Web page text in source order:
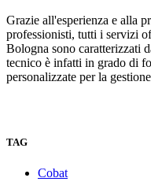
Grazie all'esperienza e alla
professionisti, tutti i servizi
Bologna sono caratterizzati
tecnico è infatti in grado di
personalizzate per la
TAG
Cobat